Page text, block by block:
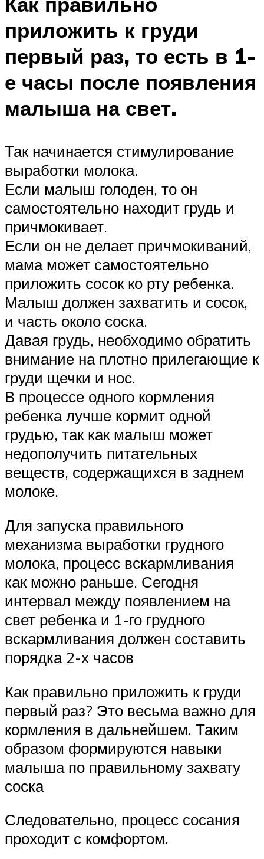
приложить к груди
первый раз, то есть в 1-
е часы после появления
малыша на свет.
Так начинается стимулирование
выработки молока.
Если малыш голоден, то он
самостоятельно находит грудь и
причмокивает.
Если он не делает причмокиваний,
мама может самостоятельно
приложить сосок ко рту ребенка.
Малыш должен захватить и сосок,
и часть около соска.
Давая грудь, необходимо обратить
внимание на плотно прилегающие к
груди щечки и нос.
В процессе одного кормления
ребенка лучше кормит одной
грудью, так как малыш может
недополучить питательных
веществ, содержащихся в заднем
молоке.
Для запуска правильного
механизма выработки грудного
молока, процесс вскармливания
как можно раньше. Сегодня
интервал между появлением на
свет ребенка и 1-го грудного
вскармливания должен составить
порядка 2-х часов
Как правильно приложить к груди
первый раз? Это весьма важно для
кормления в дальнейшем. Таким
образом формируются навыки
малыша по правильному захвату
соска
Следовательно, процесс сосания
проходит с комфортом.